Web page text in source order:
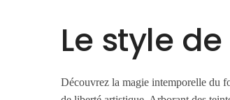
Le style
Découvrez la magie intemporelle du